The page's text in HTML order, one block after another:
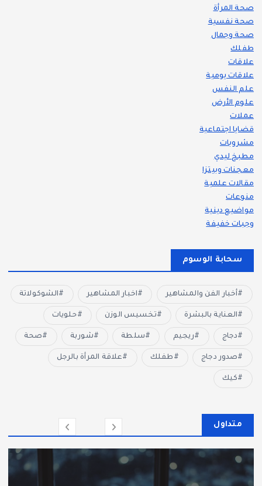
صحة المرأة
صحة نفسية
صحة وجمال
طفلك
علاقات
علاقات يومية
علم النفس
علوم الأرض
عملات
قضايا اجتماعية
مشروبات
مطبخ ليدي
معجنات وبيتزا
مقالات علمية
منوعات
مواضيع دينية
وجبات خفيفة
سحابة الوسوم
أخبار الفن والمشاهير اخبار المشاهير الشوكولاتة
العناية بالبشرة تخسيس الوزن حلويات
دجاج ريجيم سلطة شوربة صحة
صدور دجاج طفلك علاقة المرأة بالرجل
كيك
متداول